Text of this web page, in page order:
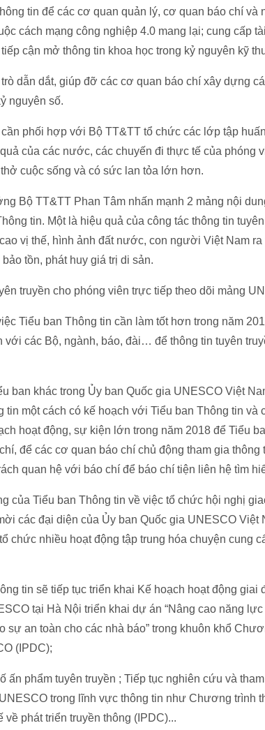
tin để các cơ quan quản lý, cơ quan báo chí và
cách mạng công nghiệp 4.0 mang lại; cung cấp
cận mở thông tin khoa học trong kỷ nguyên kỹ
dẫn dắt, giúp đỡ các cơ quan báo chí xây dựng
nguyên số.
phối hợp với Bộ TT&TT tổ chức các lớp tập
của các nước, các chuyến đi thực tế của phóng
cuộc sống và có sức lan tỏa lớn hơn.
Bộ TT&TT Phan Tâm nhấn mạnh 2 mảng nội
tin. Một là hiệu quả của công tác thông tin
vị thế, hình ảnh đất nước, con người Việt Nam
tồn, phát huy giá trị di sản.
truyền cho phóng viên trực tiếp theo dõi mảng
Tiểu ban Thông tin cần làm tốt hơn trong năm
các Bộ, ngành, báo, đài… để thông tin tuyên
ban khác trong Ủy ban Quốc gia UNESCO Việt
tin một cách có kế hoạch với Tiểu ban Thông tin và
hoạt động, sự kiện lớn trong năm 2018 để Tiểu
để các cơ quan báo chí chủ động tham gia thông
quan hệ với báo chí để báo chí tiện liên hệ tìm
của Tiểu ban Thông tin về việc tổ chức hội nghị
các đại diện của Ủy ban Quốc gia UNESCO Việt
chức nhiều hoạt động tập trung hóa chuyện cung
tin sẽ tiếp tục triển khai Kế hoạch hoạt động giai
tại Hà Nội triển khai dự án “Nâng cao năng
sự an toàn cho các nhà báo” trong khuôn khổ
(IPDC);
ấn phẩm tuyên truyền ; Tiếp tục nghiên cứu và
trong lĩnh vực thông tin như Chương trình
phát triển truyền thông (IPDC)...